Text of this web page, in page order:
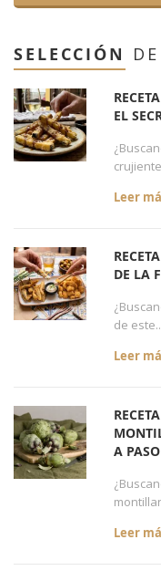
SELECCIÓN
EL
Leer
DE LA
de
Leer
A PASO
Leer